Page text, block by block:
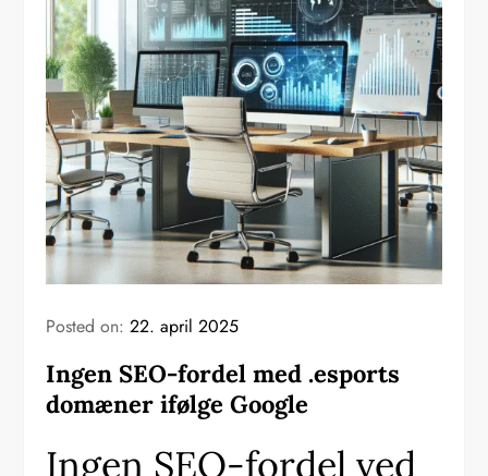
Posted on:22. april 2025
Ingen SEO-fordel med .esports
domæner ifølge Google
Ingen SEO-fordel ved